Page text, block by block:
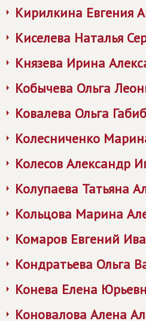
Кирилкина Евгения
Киселева Наталья
Князева Ирина
Кобычева Ольга
Ковалева Ольга
Колесниченко
Колесов Александр
Колупаева Татьяна
Кольцова Марина
Комаров Евгений
Кондратьева Ольга
Конева Елена
Коновалова Алена